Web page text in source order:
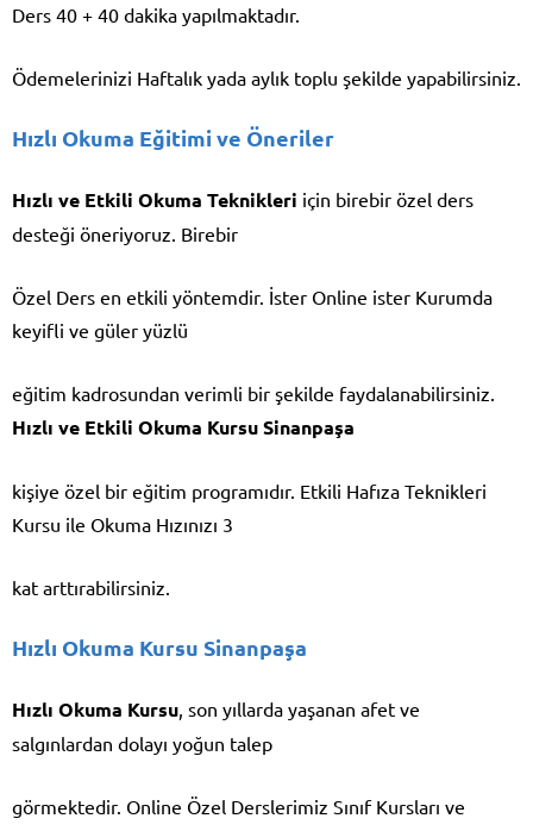
Ders 40 + 40 dakika yapılmaktadır.
Ödemelerinizi Haftalık yada aylık toplu şekilde yapabilirsiniz.
Hızlı Okuma Eğitimi ve Öneriler
Hızlı ve Etkili Okuma Teknikleri için birebir özel ders
desteği öneriyoruz. Birebir
Özel Ders en etkili yöntemdir. İster Online ister Kurumda
keyifli ve güler yüzlü
eğitim kadrosundan verimli bir şekilde faydalanabilirsiniz.
Hızlı ve Etkili Okuma Kursu Sinanpaşa
kişiye özel bir eğitim programıdır. Etkili Hafıza Teknikleri
Kursu ile Okuma Hızınızı 3
kat arttırabilirsiniz.
Hızlı Okuma Kursu Sinanpaşa
Hızlı Okuma Kursu , son yıllarda yaşanan afet ve
salgınlardan dolayı yoğun talep
görmektedir. Online Özel Derslerimiz Sınıf Kursları ve